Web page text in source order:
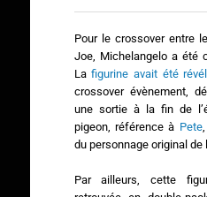
Pour le crossover entre
Joe, Michelangelo a été
Lafigurine avait été
crossover évènement,
une sortie à la fin de
pigeon, référence à Pete
du personnage original de
Par ailleurs, cette